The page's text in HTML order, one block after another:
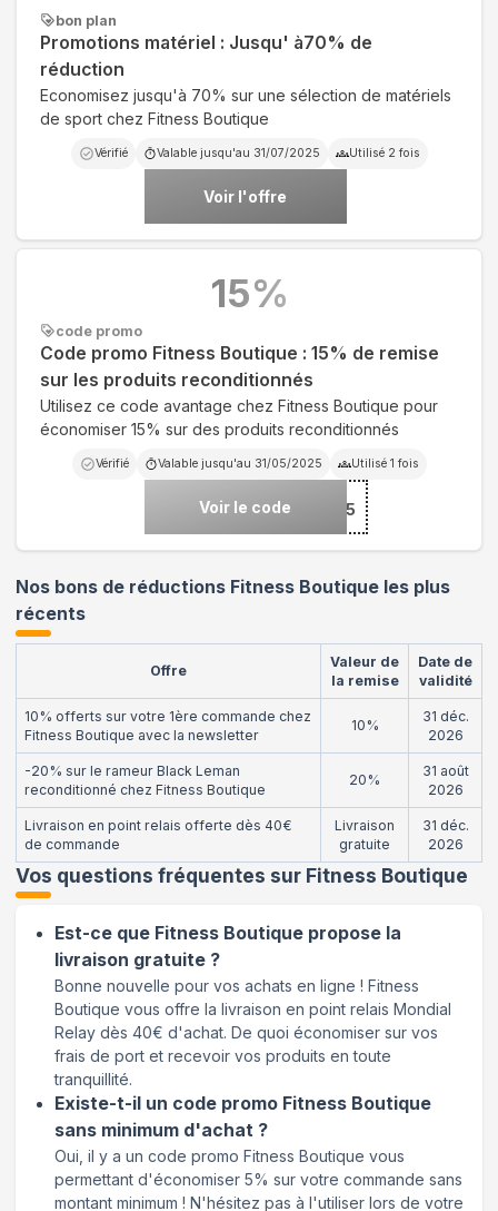
bon plan
Promotions matériel : Jusqu' à70% de
réduction
Economisez jusqu'à 70% sur une sélection de matériels
de sport chez Fitness Boutique
Vérifié Valable jusqu'au 31/07/2025 Utilisé 2 fois
Voir l'offre
code promo
Code promo Fitness Boutique : 15% de remise
sur les produits reconditionnés
Utilisez ce code avantage chez Fitness Boutique pour
économiser 15% sur des produits reconditionnés
Vérifié Valable jusqu'au 31/05/2025 Utilisé 1 fois
Voir le code ***15
15%
Nos bons de réductions Fitness Boutique les plus
récents
Offre
Valeur de
la remise
Date de
validité
10% offerts sur votre 1ère commande chez
Fitness Boutique avec la newsletter
10%
31 déc.
2026
-20% sur le rameur Black Leman
reconditionné chez Fitness Boutique
20%
31 août
2026
Livraison en point relais offerte dès 40€
de commande
Livraison
gratuite
31 déc.
2026
Vos questions fréquentes sur Fitness Boutique
Est-ce que Fitness Boutique propose la
livraison gratuite ?
Bonne nouvelle pour vos achats en ligne ! Fitness
Boutique vous offre la livraison en point relais Mondial
Relay dès 40€ d'achat. De quoi économiser sur vos
frais de port et recevoir vos produits en toute
tranquillité.
Existe-t-il un code promo Fitness Boutique
sans minimum d'achat ?
Oui, il y a un code promo Fitness Boutique vous
permettant d'économiser 5% sur votre commande sans
montant minimum ! N'hésitez pas à l'utiliser lors de votre